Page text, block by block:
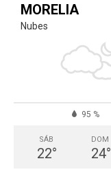
MORELIA
Nubes
95 %
SÁB
22°
DOM
24°